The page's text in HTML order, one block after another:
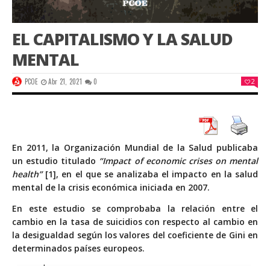
EL CAPITALISMO Y LA SALUD
MENTAL
PCOE Abr 21, 2021 0 2
En 2011, la Organización Mundial de la Salud publicaba
un estudio titulado “Impact of economic crises on mental
health” [1], en el que se analizaba el impacto en la salud
mental de la crisis económica iniciada en 2007.
En este estudio se comprobaba la relación entre el
cambio en la tasa de suicidios con respecto al cambio en
la desigualdad según los valores del coeficiente de Gini en
determinados países europeos.